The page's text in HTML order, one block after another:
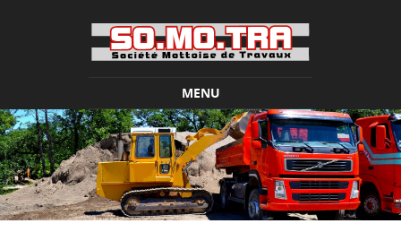
MENU
Skip to content